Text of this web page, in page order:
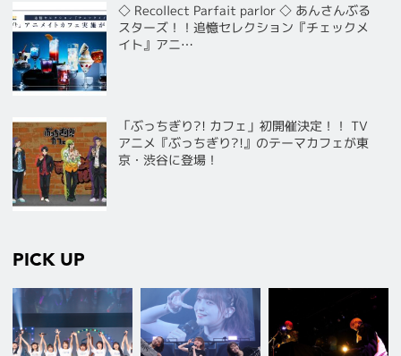
◇ Recollect Parfait parlor ◇ あんさんぶる
スターズ！！追憶セレクション『チェックメ
イト』アニ…
「ぶっちぎり?! カフェ」初開催決定！！ TV
アニメ『ぶっちぎり?!』のテーマカフェが東
京・渋谷に登場！
PICK UP